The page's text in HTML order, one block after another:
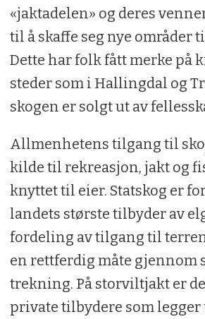
«jaktadelen» og deres
til å skaffe seg nye områder
Dette har folk fått merke på
steder som i Hallingdal og
skogen er solgt ut av
Allmenhetens tilgang til
kilde til rekreasjon, jakt og
knyttet til eier. Statskog er
landets største tilbyder av
fordeling av tilgang til
en rettferdig måte gjennom
trekning. På storviltjakt er
private tilbydere som